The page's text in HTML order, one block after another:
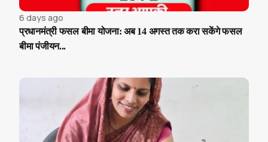
6 days ago
प्रधानमंत्री फसल बीमा योजना: अब 14 अगस्त तक करा सकेंगे फसल
बीमा पंजीयन...